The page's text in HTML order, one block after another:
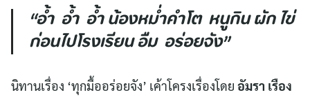
“อ้ำ อ้ำ อ้ำ น้องหม่ำคำโต หนูกิน ผัก ไข่
ก่อนไปโรงเรียน อืม อร่อยจัง”
นิทานเรื่อง ‘ทุกมื้ออร่อยจัง’ เค้าโครงเรื่องโดย อัมรา เรือง